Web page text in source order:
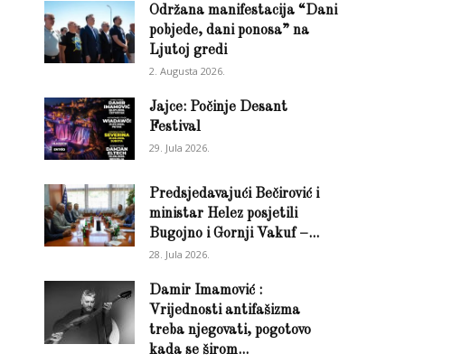
Održana manifestacija “Dani
pobjede, dani ponosa” na
Ljutoj gredi
2. Augusta 2026.
Jajce: Počinje Desant
Festival
29. Jula 2026.
Predsjedavajući Bečirović i
ministar Helez posjetili
Bugojno i Gornji Vakuf –...
28. Jula 2026.
Damir Imamović :
Vrijednosti antifašizma
treba njegovati, pogotovo
kada se širom...